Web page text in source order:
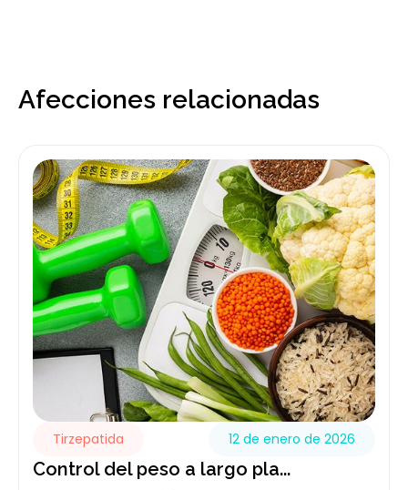
Afecciones relacionadas
Tirzepatida 12 de enero de 2026
Control del peso a largo pla...